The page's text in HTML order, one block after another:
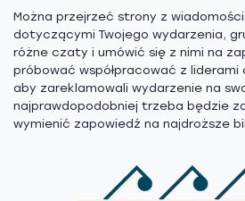
Można przejrzeć strony z
dotyczącymi Twojego wydarzenia,
różne czaty i umówić się z nimi na
próbować współpracować z liderami
aby zareklamowali wydarzenie na
najprawdopodobniej trzeba będzie
wymienić zapowiedź na najdroższe